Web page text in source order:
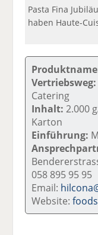
Pasta Fina
haben Haute-
Vertriebsweg:
Catering
Inhalt: 2.000
Karton
Einführung:
058 895 95 95
Email:
Website: